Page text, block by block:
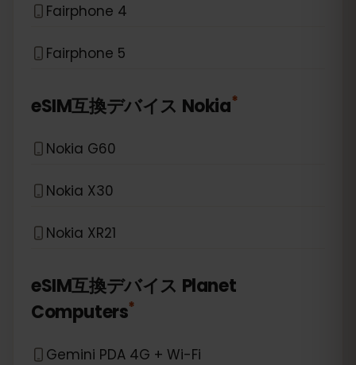
Fairphone 4
Fairphone 5
eSIM互換デバイス Nokia*
Nokia G60
Nokia X30
Nokia XR21
eSIM互換デバイス Planet
Computers*
Gemini PDA 4G + Wi-Fi